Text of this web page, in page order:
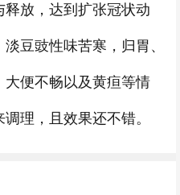
放，达到扩张冠状动
豆豉性味苦寒，归胃、
便不畅以及黄疸等情
理，且效果还不错。